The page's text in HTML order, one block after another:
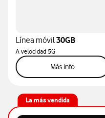
Línea móvil30GB
A velocidad 5G
Más infomás info
La más vendida